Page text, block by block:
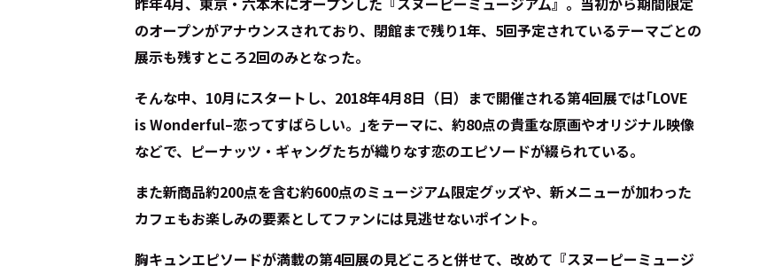
のオープンがアナウンスされており、閉館まで残り1年、5回予定されているテーマごとの
展示も残すところ2回のみとなった。
そんな中、10月にスタートし、2018年4月8日（日）まで開催される第4回展では｢LOVE
is Wonderful–恋ってすばらしい。｣をテーマに、約80点の貴重な原画やオリジナル映像
などで、ピーナッツ・ギャングたちが織りなす恋のエピソードが綴られている。
また新商品約200点を含む約600点のミュージアム限定グッズや、新メニューが加わった
カフェもお楽しみの要素としてファンには見逃せないポイント。
胸キュンエピソードが満載の第4回展の見どころと併せて、改めて『スヌーピーミュージ